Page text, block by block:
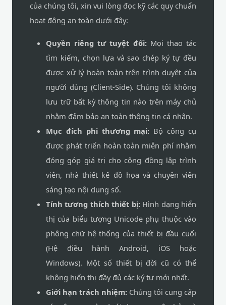
của chúng tôi, xin vui lòng đọc kỹ các quy chuẩn
hoạt động an toàn dưới đây:
Quyền riêng tư tuyệt đối:Mọi thao tác
tìm kiếm, chọn lựa và sao chép ký tự đều
được xử lý hoàn toàn trên trình duyệt của
người dùng (Client-Side). Chúng tôi không
lưu trữ bất kỳ thông tin nào trên máy chủ
nhằm đảm bảo an toàn thông tin cá nhân.
Mục đích phi thương mại: Bộ công cụ
được phát triển hoàn toàn miễn phí nhằm
đóng góp giá trị cho cộng đồng lập trình
viên, nhà thiết kế đồ họa và chuyên viên
sáng tạo nội dung số.
Tính tương thích thiết bị:Hình dạng hiển
thị của biểu tượng Unicode phụ thuộc vào
phông chữ hệ thống của thiết bị đầu cuối
(Hệ điều hành Android, iOS hoặc
Windows). Một số thiết bị đời cũ có thể
không hiển thị đầy đủ các ký tự mới nhất.
Giới hạn trách nhiệm: Chúng tôi cung cấp